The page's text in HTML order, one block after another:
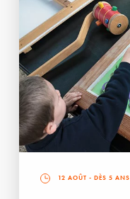
12 AOÛT - DÈS 5 ANS